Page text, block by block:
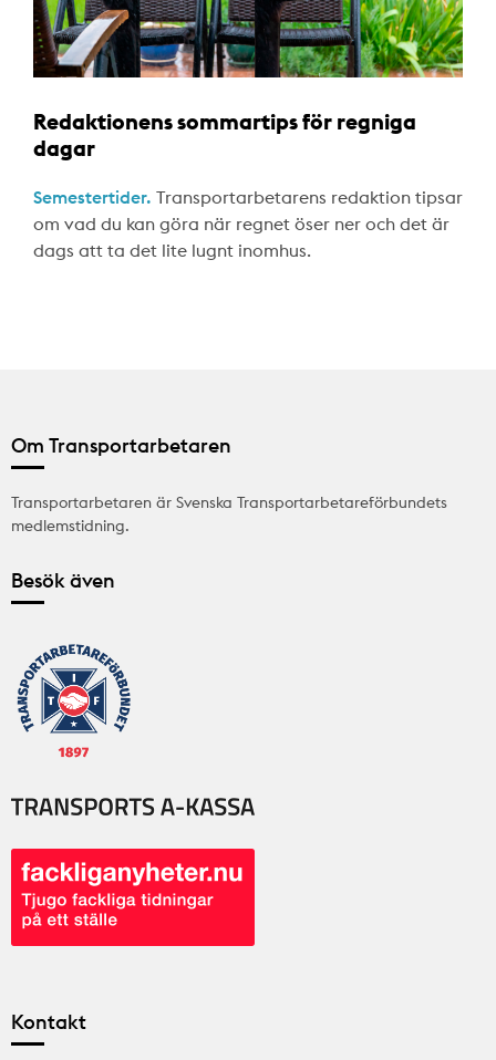
Redaktionens sommartips för regniga
dagar
Semestertider. Transportarbetarens redaktion tipsar
om vad du kan göra när regnet öser ner och det är
dags att ta det lite lugnt inomhus.
Om Transportarbetaren
Transportarbetaren är Svenska Transportarbetareförbundets
medlemstidning.
Besök även
Kontakt